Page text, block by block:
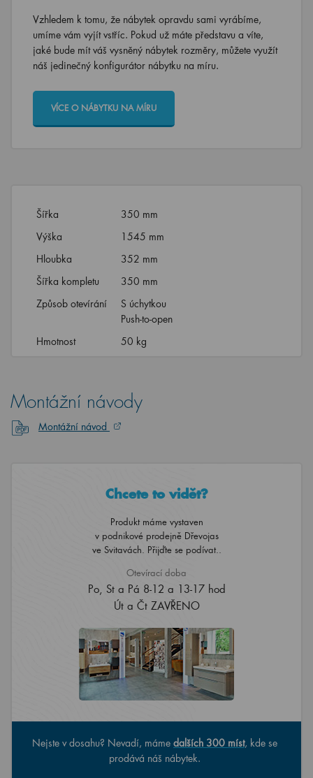
Vzhledem k tomu, že nábytek opravdu sami vyrábíme,
umíme vám vyjít vstříc. Pokud už máte představu a víte,
jaké bude mít váš vysněný nábytek rozměry, můžete využít
náš jedinečný konfigurátor nábytku na míru.
VÍCE O NÁBYTKU NA MÍRU
Šířka
350 mm
Výška
1545 mm
Hloubka
352 mm
Šířka kompletu
350 mm
Způsob otevírání
S úchytkou
Push-to-open
Hmotnost
50 kg
Montážní návody
Montážní návod
Chcete to vidět?
Produkt máme vystaven
v podnikové prodejně Dřevojas
ve Svitavách. Přijďte se podívat..
Otevírací doba
Po, St a Pá 8-12 a 13-17 hod
Út a Čt ZAVŘENO
Nejste v dosahu? Nevadí, máme dalších 300 míst, kde se
prodává náš nábytek.